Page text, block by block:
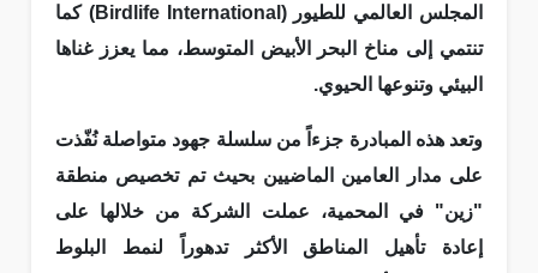
المجلس العالمي للطيور (Birdlife International) كما
تنتمي إلى مناخ البحر الأبيض المتوسط، مما يعزز غناها
البيئي وتنوعها الحيوي.
وتعد هذه المبادرة جزءاً من سلسلة جهود متواصلة نُفّذت
على مدار العامين الماضيين بحيث تم تخصيص منطقة
"زين" في المحمية، عملت الشركة من خلالها على
إعادة تأهيل المناطق الأكثر تدهوراً لنمط البلوط